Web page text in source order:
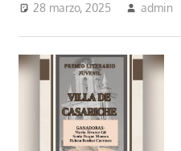
28 marzo, 2025 admin